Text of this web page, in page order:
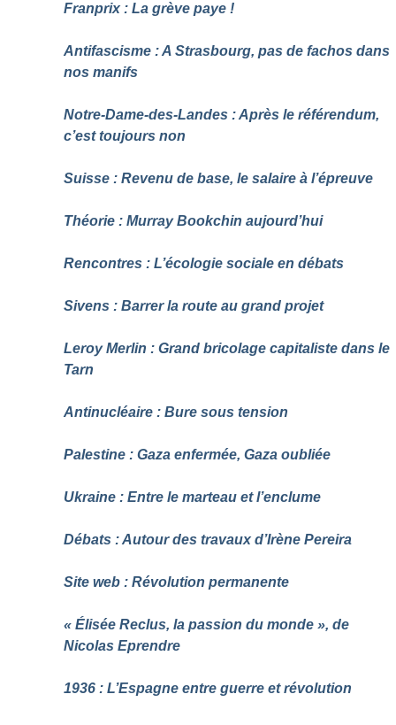
Franprix : La grève paye !
Antifascisme : A Strasbourg, pas de fachos dans
nos manifs
Notre-Dame-des-Landes : Après le référendum,
c’est toujours non
Suisse : Revenu de base, le salaire à l’épreuve
Théorie : Murray Bookchin aujourd’hui
Rencontres : L’écologie sociale en débats
Sivens : Barrer la route au grand projet
Leroy Merlin : Grand bricolage capitaliste dans le
Tarn
Antinucléaire : Bure sous tension
Palestine : Gaza enfermée, Gaza oubliée
Ukraine : Entre le marteau et l’enclume
Débats : Autour des travaux d’Irène Pereira
Site web : Révolution permanente
« Élisée Reclus, la passion du monde », de
Nicolas Eprendre
1936 : L’Espagne entre guerre et révolution